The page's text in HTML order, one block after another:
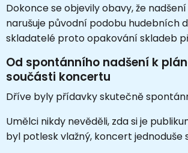
Dokonce se objevily obavy, že
narušuje původní podobu hudebních
skladatelé proto opakování skladeb
Od spontánního nadšení k
součásti koncertu
Dříve byly přídavky skutečně
Umělci nikdy nevěděli, zda si je
byl potlesk vlažný, koncert jednoduše